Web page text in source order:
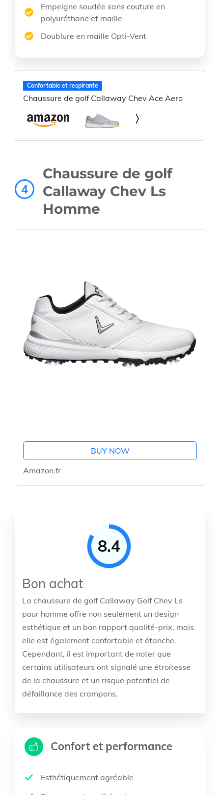
Empeigne soudée sans couture en
polyuréthane et maille
Doublure en maille Opti-Vent
Confortable et respirante
Chaussure de golf Callaway Chev Ace Aero
4
Chaussure de golf
Callaway Chev Ls
Homme
BUY NOW
Amazon.fr
8.4
Bon achat
La chaussure de golf Callaway Golf Chev Ls
pour homme offre non seulement un design
esthétique et un bon rapport qualité-prix, mais
elle est également confortable et étanche.
Cependant, il est important de noter que
certains utilisateurs ont signalé une étroitesse
de la chaussure et un risque potentiel de
défaillance des crampons.
Confort et performance
Esthétiquement agréable